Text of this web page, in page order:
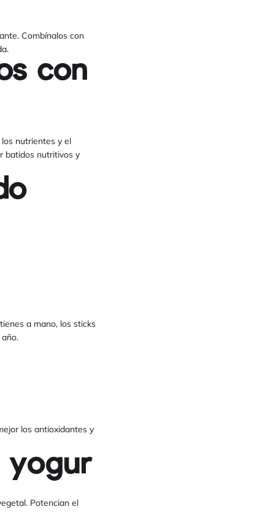
Combínalos con
con
nutrientes y el
batidos nutritivos y
a mano, los sticks
los antioxidantes y
yogur
Potencian el